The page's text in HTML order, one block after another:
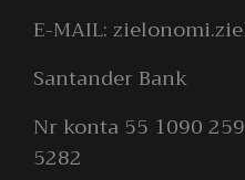
E-MAIL:
Santander Bank
Nr konta 55 1090
5282